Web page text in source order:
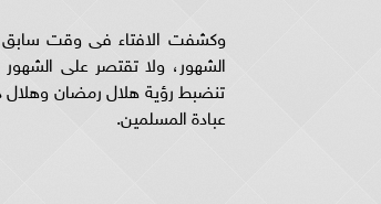
وكشفت الافتاء فى وقت سابق
الشهور، ولا تقتصر على
تنضبط رؤية هلال رمضان وهلال
عبادة المسلمين.